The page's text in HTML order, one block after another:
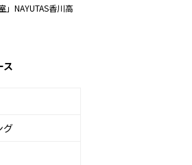
NAYUTAS香川高
ス
グ